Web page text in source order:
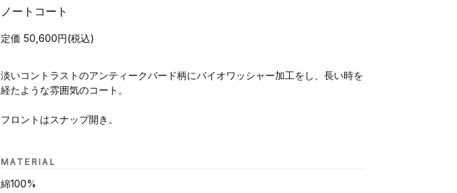
ノートコート
定価 50,600円(税込)
淡いコントラストのアンティークバード柄にバイオワッシャー加工をし、長い時を
経たような雰囲気のコート。
フロントはスナップ開き。
MATERIAL
綿100%